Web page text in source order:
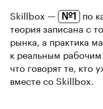
Skillbox — №1
по
теория записана с
рынка, а практика
к реальным
что говорят те, кто
вместе со Skillbox.